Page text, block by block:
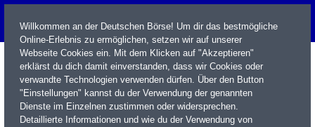
Willkommen an der Deutschen Börse! Um dir das bestmögliche
Online-Erlebnis zu ermöglichen, setzen wir auf unserer
Webseite Cookies ein. Mit dem Klicken auf "Akzeptieren"
erklärst du dich damit einverstanden, dass wir Cookies oder
verwandte Technologien verwenden dürfen. Über den Button
"Einstellungen" kannst du der Verwendung der genannten
Dienste im Einzelnen zustimmen oder widersprechen.
Detaillierte Informationen und wie du der Verwendung von